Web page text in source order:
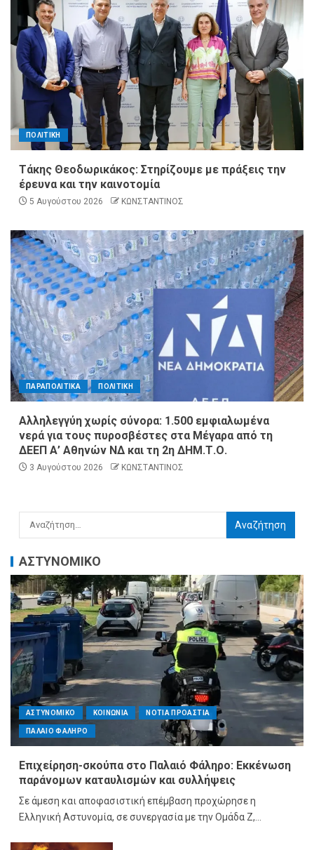
ΠΟΛΙΤΙΚΗ
Τάκης Θεοδωρικάκος: Στηρίζουμε με πράξεις την
έρευνα και την καινοτομία
5 Αυγούστου 2026 ΚΩΝΣΤΑΝΤΙΝΟΣ
ΠΑΡΑΠΟΛΙΤΙΚΑ ΠΟΛΙΤΙΚΗ
Αλληλεγγύη χωρίς σύνορα: 1.500 εμφιαλωμένα
νερά για τους πυροσβέστες στα Μέγαρα από τη
ΔΕΕΠ Α’ Αθηνών ΝΔ και τη 2η ΔΗΜ.Τ.Ο.
3 Αυγούστου 2026 ΚΩΝΣΤΑΝΤΙΝΟΣ
ΑΣΤΥΝΟΜΙΚΟ
ΑΣΤΥΝΟΜΙΚΟ ΚΟΙΝΩΝΙΑ ΝΟΤΙΑ ΠΡΟΑΣΤΙΑ
ΠΑΛΑΙΟ ΦΑΛΗΡΟ
Επιχείρηση-σκούπα στο Παλαιό Φάληρο: Εκκένωση
παράνομων καταυλισμών και συλλήψεις
Σε άμεση και αποφασιστική επέμβαση προχώρησε η
Ελληνική Αστυνομία, σε συνεργασία με την Ομάδα Ζ,...